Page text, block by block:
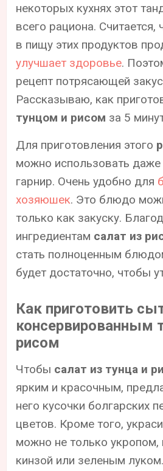
некоторых кухнях этот
всего рациона. Считается,
в пищу этих продуктов
улучшает здоровье.
рецепт потрясающей
Рассказываю, как
тунцом и рисом за 5
Для приготовления этого
можно использовать
гарнир. Очень удобно для
хозяюшек. Это блюдо
только как закуску.
ингредиентам салат из
стать полноценным
будет достаточно, чтобы
Как приготовить
консервированным
рисом
Чтобы салат из тунца и
ярким и красочным,
него кусочки болгарских
цветов. Кроме того,
можно не только укропом,
кинзой или зеленым луком.